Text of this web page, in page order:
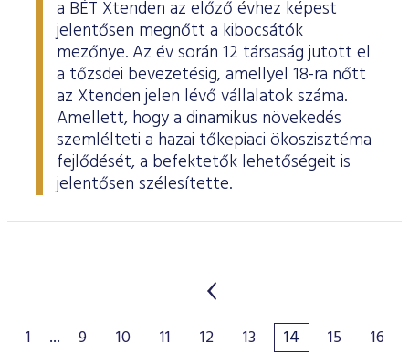
a BÉT Xtenden az előző évhez képest
jelentősen megnőtt a kibocsátók
mezőnye. Az év során 12 társaság jutott el
a tőzsdei bevezetésig, amellyel 18-ra nőtt
az Xtenden jelen lévő vállalatok száma.
Amellett, hogy a dinamikus növekedés
szemlélteti a hazai tőkepiaci ökoszisztéma
fejlődését, a befektetők lehetőségeit is
jelentősen szélesítette.
1 ... 9 10 11 12 13 14 15
16